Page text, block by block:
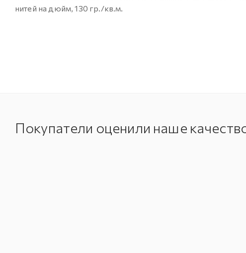
нитей на дюйм, 130 гр./кв.м.
Покупатели оценили наше